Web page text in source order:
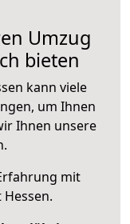
Umzug
bieten
kann viele
um Ihnen
Ihnen unsere
mit
.